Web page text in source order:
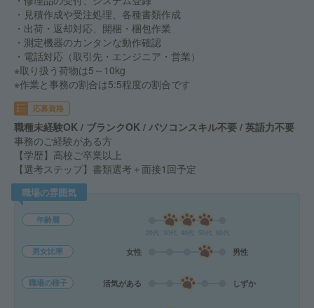
・見積作成や受注処理、各種書類作成
・出荷・返却対応、開梱・梱包作業
・測定機器のカンタンな動作確認
・電話対応（取引先・エンジニア・営業）
※取り扱う荷物は5～10kg
※作業と事務の割合は5:5程度の割合です
応募資格
職種未経験OK / ブランクOK / パソコンスキル不要 / 英語力不要
事務のご経験がある方
【学歴】高校ご卒業以上
【選考ステップ】書類選考＋面接1回予定
職場の雰囲気
年齢層
男女比率 女性 男性
職場の様子 活気がある しずか